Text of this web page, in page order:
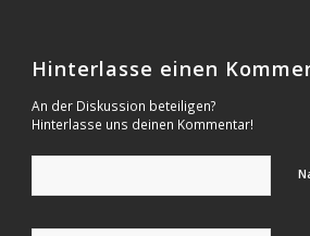
Hinterlasse einen
An der Diskussion beteiligen?
Hinterlasse uns deinen Kommentar!